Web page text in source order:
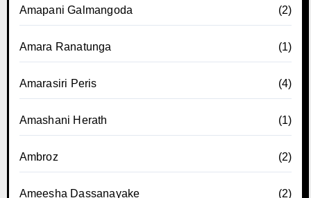
Amapani Galmangoda (2)
Amara Ranatunga (1)
Amarasiri Peris (4)
Amashani Herath (1)
Ambroz (2)
Ameesha Dassanayake (2)